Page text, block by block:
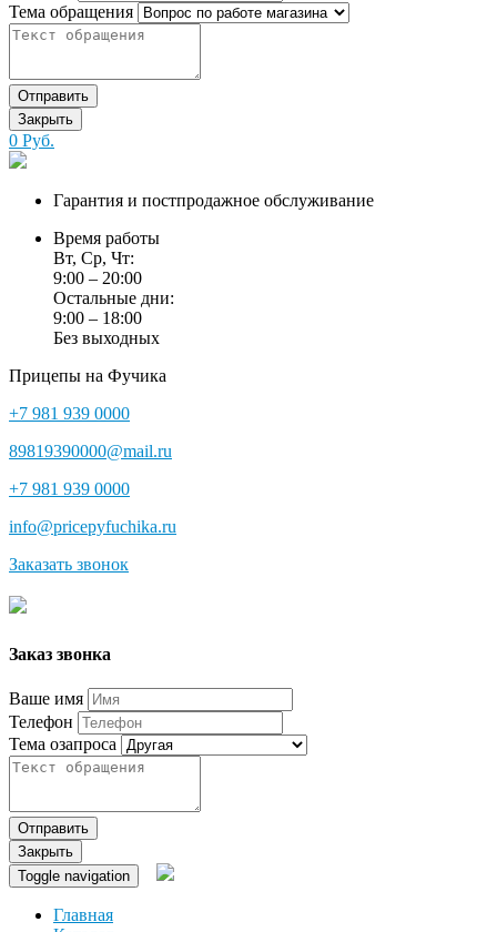
Тема обращения
Отправить
Закрыть
0 Руб.
Гарантия и постпродажное обслуживание
Время работы
Вт, Ср, Чт:
9:00 – 20:00
Остальные дни:
9:00 – 18:00
Без выходных
Прицепы на Фучика
+7 981 939 0000
89819390000@mail.ru
+7 981 939 0000
info@pricepyfuchika.ru
Заказать звонок
Заказ звонка
Ваше имя
Телефон
Тема озапроса
Отправить
Закрыть
Toggle navigation
Главная